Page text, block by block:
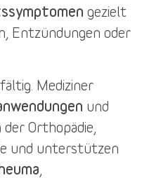
gezielt
Entzündungen oder
Mediziner
und
der Orthopädie,
und unterstützen